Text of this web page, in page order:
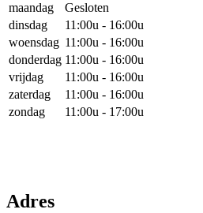
maandag
Gesloten
dinsdag
11:00u - 16:00u
woensdag 11:00u - 16:00u
donderdag 11:00u - 16:00u
vrijdag
11:00u - 16:00u
zaterdag
11:00u - 16:00u
zondag
11:00u - 17:00u
Adres